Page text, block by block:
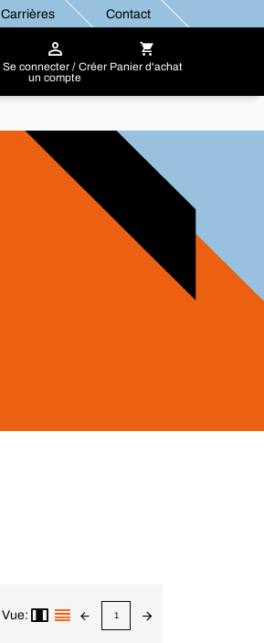
Carrières Contact
Se connecter / Créer
un compte
Panier d'achat
Vue: 1